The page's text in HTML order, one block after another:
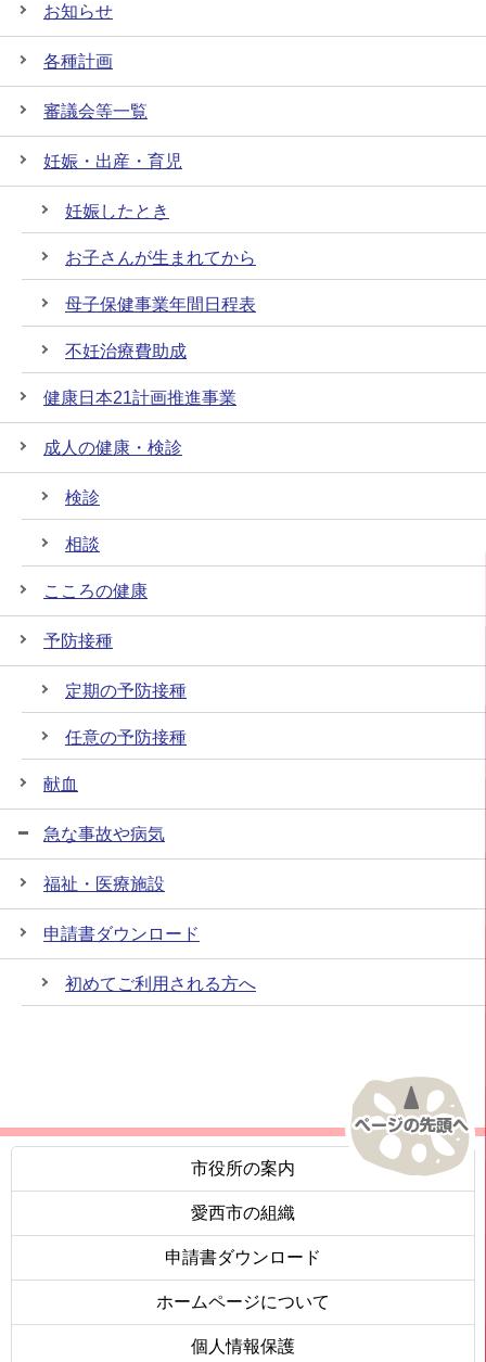
お知らせ
各種計画
審議会等一覧
妊娠・出産・育児
妊娠したとき
お子さんが生まれてから
母子保健事業年間日程表
不妊治療費助成
健康日本21計画推進事業
成人の健康・検診
検診
相談
こころの健康
予防接種
定期の予防接種
任意の予防接種
献血
急な事故や病気
福祉・医療施設
申請書ダウンロード
初めてご利用される方へ
市役所の案内
愛西市の組織
申請書ダウンロード
ホームページについて
個人情報保護